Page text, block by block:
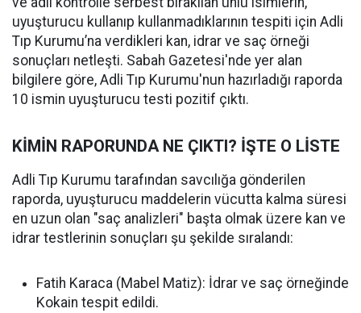
uyuşturucu kullanıp kullanmadıklarının tespiti için Adli
Tıp Kurumu’na verdikleri kan, idrar ve saç örneği
sonuçları netleşti. Sabah Gazetesi'nde yer alan
bilgilere göre, Adli Tıp Kurumu'nun hazırladığı raporda
10 ismin uyuşturucu testi pozitif çıktı.
KİMİN RAPORUNDA NE ÇIKTI? İŞTE O LİSTE
Adli Tıp Kurumu tarafından savcılığa gönderilen
raporda, uyuşturucu maddelerin vücutta kalma süresi
en uzun olan "saç analizleri" başta olmak üzere kan ve
idrar testlerinin sonuçları şu şekilde sıralandı:
Fatih Karaca (Mabel Matiz): İdrar ve saç örneğinde
Kokain tespit edildi.